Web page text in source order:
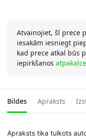
Atvainojiet, šī prece
iesakām iesniegt
kad prece atkal būs
iepirkšanos
Bildes Apraksts
Apraksts tika tulkots